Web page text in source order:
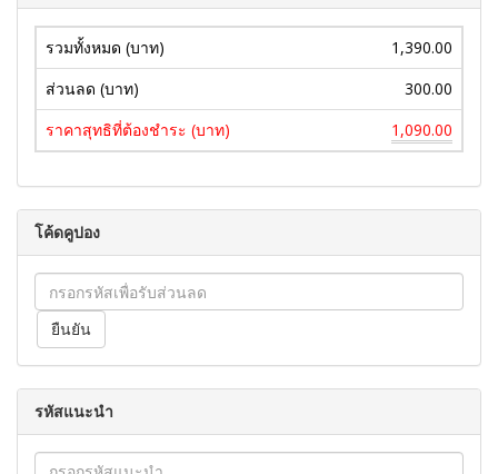
รวมทั้งหมด (บาท)
1,390.00
ส่วนลด (บาท)
300.00
ราคาสุทธิที่ต้องชำระ (บาท)
1,090.00
โค้ดคูปอง
รหัสแนะนำ